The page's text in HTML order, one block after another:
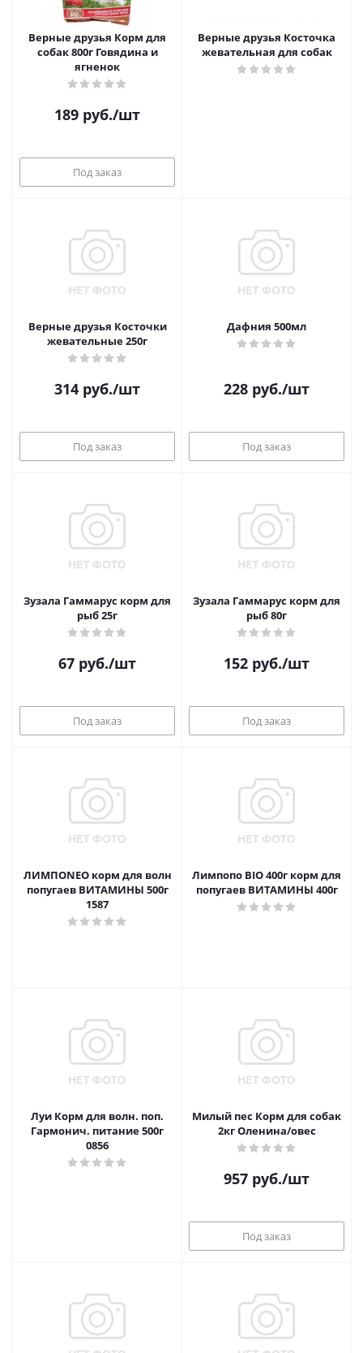
Верные друзья Корм для
собак 800г Говядина и
ягненок
189 руб./шт
Под заказ
Верные друзья Косточка
жевательная для собак
Верные друзья Косточки
жевательные 250г
314 руб./шт
Под заказ
Дафния 500мл
228 руб./шт
Под заказ
Зузала Гаммарус корм для
рыб 25г
67 руб./шт
Под заказ
Зузала Гаммарус корм для
рыб 80г
152 руб./шт
Под заказ
ЛИМПОNEO корм для волн
попугаев ВИТАМИНЫ 500г
1587
Лимпопо BIO 400г корм для
попугаев ВИТАМИНЫ 400г
Луи Корм для волн. поп.
Гармонич. питание 500г
0856
Милый пес Корм для собак
2кг Оленина/овес
957 руб./шт
Под заказ